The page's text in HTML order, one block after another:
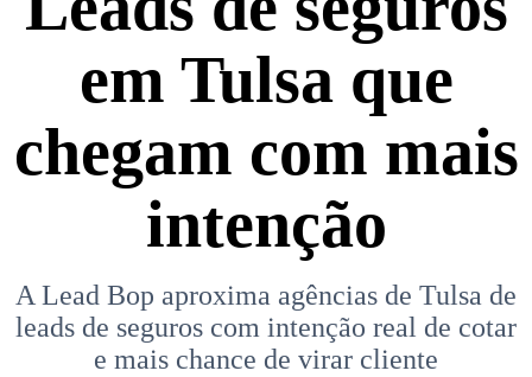
em Tulsa que
chegam com mais
intenção
A Lead Bop aproxima agências de Tulsa de
leads de seguros com intenção real de cotar
e mais chance de virar cliente